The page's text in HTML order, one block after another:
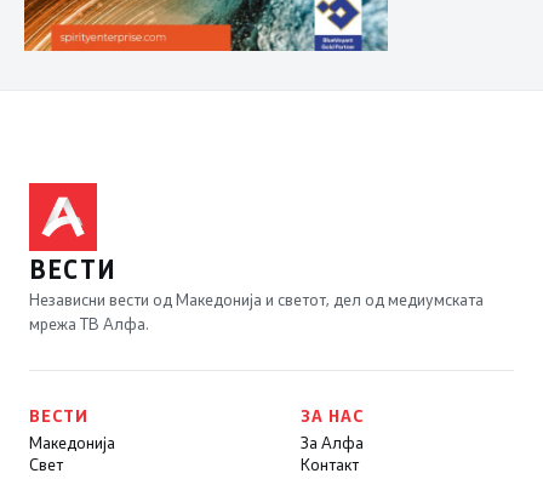
ВЕСТИ
Независни вести од Македонија и светот, дел од медиумската
мрежа ТВ Алфа.
ВЕСТИ
Македонија
Свет
ЗА НАС
За Алфа
Контакт